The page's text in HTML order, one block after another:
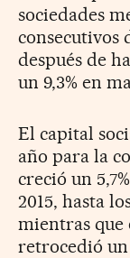
sociedades
consecutivos
después de
un 9,3% en
El capital
año para la
creció un
2015, hasta
mientras que
retrocedió un